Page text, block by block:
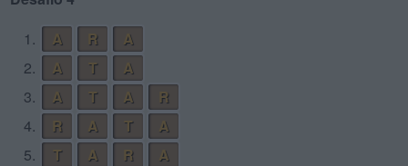
1.
A R
A
2.
A T
A
3.
A T A
R
4.
R A T
A
5.
T A R
A